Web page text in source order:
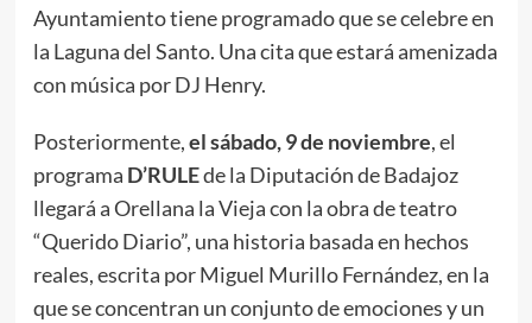
Ayuntamiento tiene programado que se celebre en
la Laguna del Santo. Una cita que estará amenizada
con música por DJ Henry.
Posteriormente,el sábado, 9 de noviembre, el
programa D’RULEde la Diputación de Badajoz
llegará a Orellana la Vieja con la obra de teatro
“Querido Diario”, una historia basada en hechos
reales, escrita por Miguel Murillo Fernández, en la
que se concentran un conjunto de emociones y un